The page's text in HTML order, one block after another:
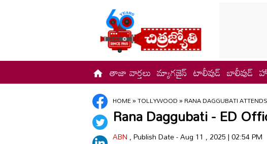
తాజా వార్తలు మ్యాగజైన్ టాలీవుడ్ బాలీవుడ్
HOME»TOLLYWOOD»RANA DAGGUBATI
Rana Daggubati - ED
ABN, Publish Date - Aug 11 , 2025 | 02:54 PM